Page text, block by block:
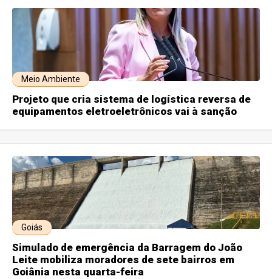
Meio Ambiente
Projeto que cria sistema de logística reversa de
equipamentos eletroeletrônicos vai à sanção
Goiás
Simulado de emergência da Barragem do João
Leite mobiliza moradores de sete bairros em
Goiânia nesta quarta-feira